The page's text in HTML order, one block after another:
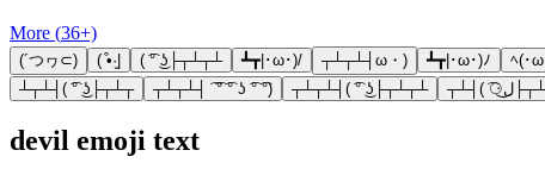
More (36+)
(´つヮ⊂) ( ͒•·̫| ( ͡° ͜ʖ├┬┴┬┴ ┻┳|･ω･)/ ┬┴┬┴┤ω・) ┻┳|･ω･)ﾉ ﾍ(･
┴┬┴┤( ͡° ͜ʖ├┬┴┬
┬┴┬┴┤ ͡ ͡° ͡° ʖ ͡° ͡°) ┬┴┬┴┤( ͡° ͜ʖ├┬┴┬┴ ͡⚆ل͜├┬┴┬
devil emoji text